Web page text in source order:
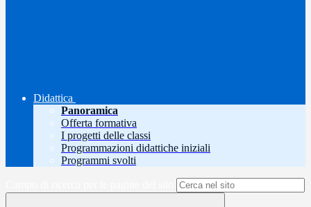
Didattica
Panoramica
Offerta formativa
I progetti delle classi
Programmazioni didattiche iniziali
Programmi svolti